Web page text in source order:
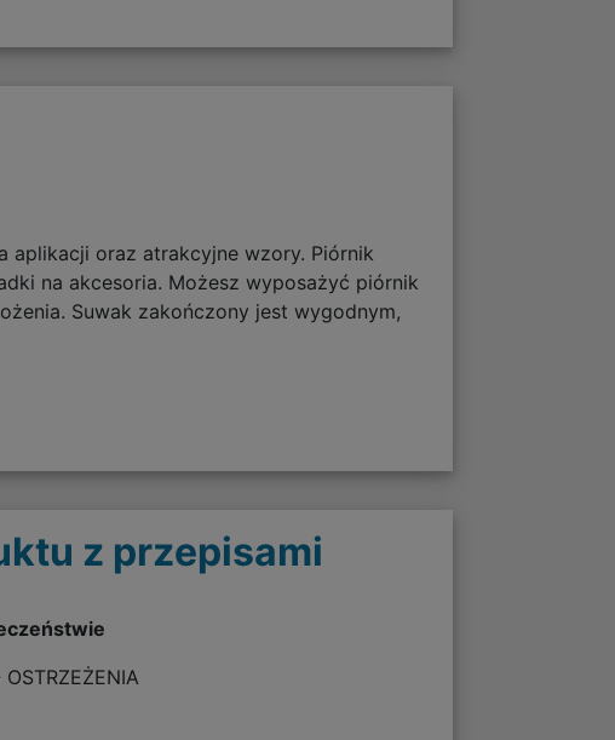
aplikacji oraz atrakcyjne wzory. Piórnik
na akcesoria. Możesz wyposażyć piórnik
Suwak zakończony jest wygodnym,
z przepisami